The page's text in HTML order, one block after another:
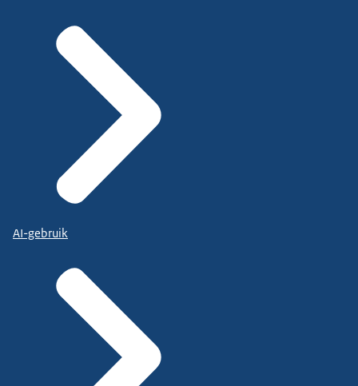
AI-gebruik